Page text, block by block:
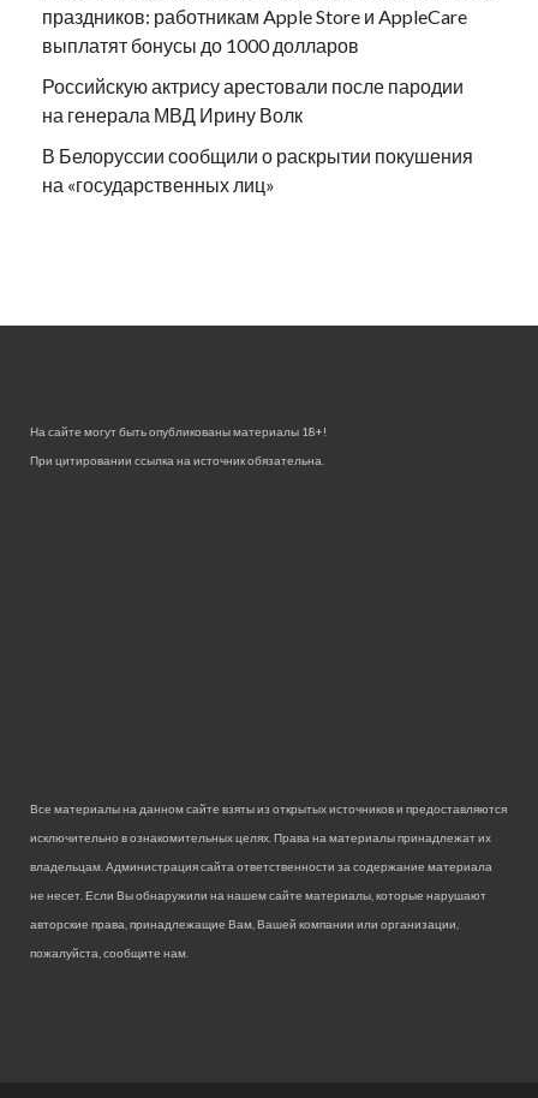
праздников: работникам Apple Store и AppleCare
выплатят бонусы до 1000 долларов
Российскую актрису арестовали после пародии
на генерала МВД Ирину Волк
В Белоруссии сообщили о раскрытии покушения
на «государственных лиц»
На сайте могут быть опубликованы материалы 18+!
При цитировании ссылка на источник обязательна.
Все материалы на данном сайте взяты из открытых источников и предоставляются
исключительно в ознакомительных целях. Права на материалы принадлежат их
владельцам. Администрация сайта ответственности за содержание материала
не несет. Если Вы обнаружили на нашем сайте материалы, которые нарушают
авторские права, принадлежащие Вам, Вашей компании или организации,
пожалуйста, сообщите нам.